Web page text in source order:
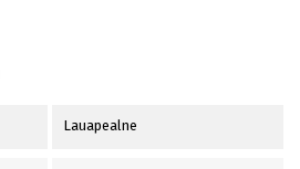
Lauapealne